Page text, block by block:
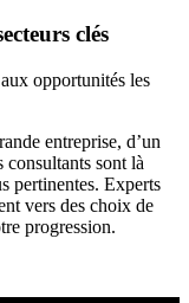
clés
opportunités les
entreprise, d’un
consultants sont là
pertinentes. Experts
vers des choix de
progression.